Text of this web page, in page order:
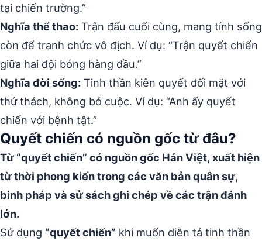
tại chiến trường.”
Nghĩa thể thao: Trận đấu cuối cùng, mang tính sống
còn để tranh chức vô địch. Ví dụ: “Trận quyết chiến
giữa hai đội bóng hàng đầu.”
Nghĩa đời sống: Tinh thần kiên quyết đối mặt với
thử thách, không bỏ cuộc. Ví dụ: “Anh ấy quyết
chiến với bệnh tật.”
Quyết chiến có nguồn gốc từ đâu?
Từ “quyết chiến” có nguồn gốc Hán Việt, xuất hiện
từ thời phong kiến trong các văn bản quân sự,
binh pháp và sử sách ghi chép về các trận đánh
lớn.
Sử dụng “quyết chiến” khi muốn diễn tả tinh thần